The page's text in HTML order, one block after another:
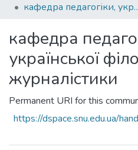
All of DSpace
кафедра педагогіки,
кафедра
української
журналістики
Permanent URI for this
https://dspace.snu.edu.ua/